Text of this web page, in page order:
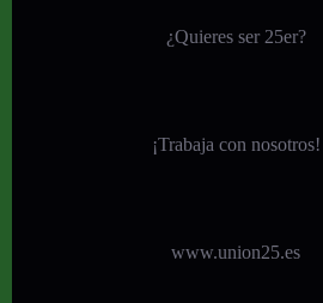
¿Quieres ser 25er?
¡Trabaja con nosotros!
www.union25.es